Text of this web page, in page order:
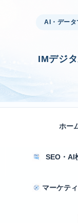
AI・データ
IMデジ
ホー
SEO・AI
マーケテ